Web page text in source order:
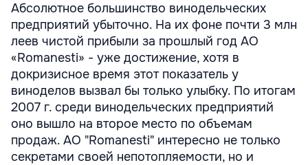
Абсолютное большинство винодельческих
предприятий убыточно. На их фоне почти 3 млн
леев чистой прибыли за прошлый год АО
«Romanesti» - уже достижение, хотя в
докризисное время этот показатель у
виноделов вызвал бы только улыбку. По итогам
2007 г. среди винодельческих предприятий
оно вышло на второе место по объемам
продаж. АО "Romanesti" интересно не только
секретами своей непотопляемости, но и